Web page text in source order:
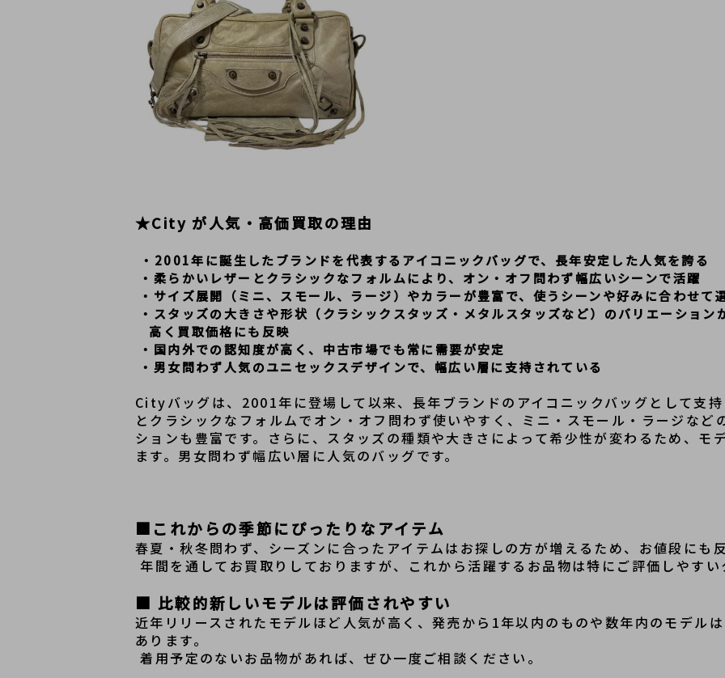
★City が人気・高価買取の理由
・2001年に誕生したブランドを代表するアイコニックバッグで、長年安定した人気を誇る
・柔らかいレザーとクラシックなフォルムにより、オン・オフ問わず幅広いシーンで活躍
・サイズ展開（ミニ、スモール、ラージ）やカラーが豊富で、使うシーンや好みに合わせて
・スタッズの大きさや形状（クラシックスタッズ・メタルスタッズなど）のバリエーショ
高く買取価格にも反映
・国内外での認知度が高く、中古市場でも常に需要が安定
・男女問わず人気のユニセックスデザインで、幅広い層に支持されている
Cityバッグは、2001年に登場して以来、長年ブランドのアイコニックバッグとして支
とクラシックなフォルムでオン・オフ問わず使いやすく、ミニ・スモール・ラージなど
ションも豊富です。さらに、スタッズの種類や大きさによって希少性が変わるため、モ
ます。男女問わず幅広い層に人気のバッグです。
■これからの季節にぴったりなアイテム
春夏・秋冬問わず、シーズンに合ったアイテムはお探しの方が増えるため、お値段にも
年間を通してお買取りしておりますが、これから活躍するお品物は特にご評価しやすい
■ 比較的新しいモデルは評価されやすい
近年リリースされたモデルほど人気が高く、発売から1年以内のものや数年内のモデル
あります。
着用予定のないお品物があれば、ぜひ一度ご相談ください。